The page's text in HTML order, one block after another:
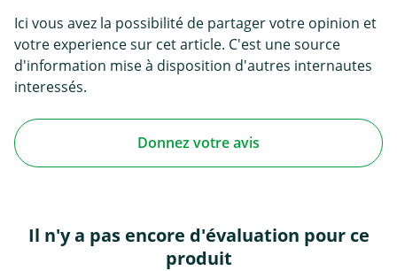
Ici vous avez la possibilité de partager votre opinion et
votre experience sur cet article. C'est une source
d'information mise à disposition d'autres internautes
interessés.
Donnez votre avis
Il n'y a pas encore d'évaluation pour ce
produit